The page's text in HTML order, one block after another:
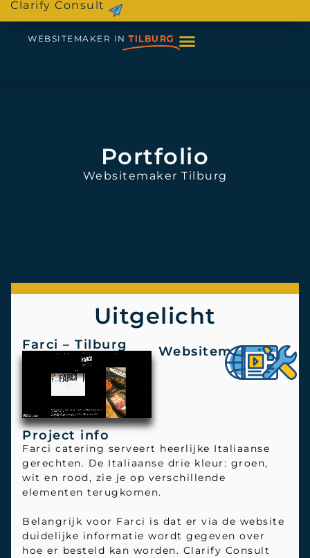
Clarify Consult
WEBSITEMAKER IN TILBURG
Portfolio
Websitemaker Tilburg
Uitgelicht
Farci – Tilburg Websitemaker
Project info
Farci catering serveert heerlijke Italiaanse
gerechten. De Italiaanse drie kleur: groen,
wit en rood, zie je op verschillende
elementen terugkomen.
Belangrijk voor Farci is dat er via de website
duidelijke informatie wordt gegeven over
hoe er besteld kan worden. Clarify Consult